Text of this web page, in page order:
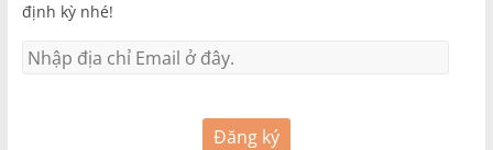
định kỳ nhé!
Đăng ký